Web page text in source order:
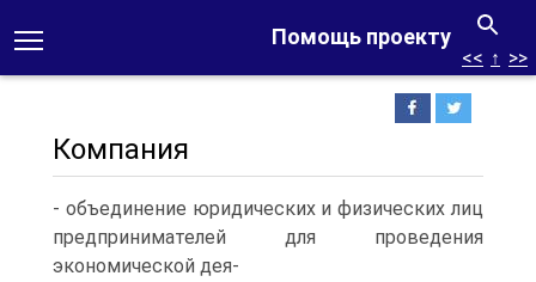
Помощь проекту
<< ↑ >>
Компания
- объединение юридических и физических лиц
предпринимателей для проведения
экономической дея-